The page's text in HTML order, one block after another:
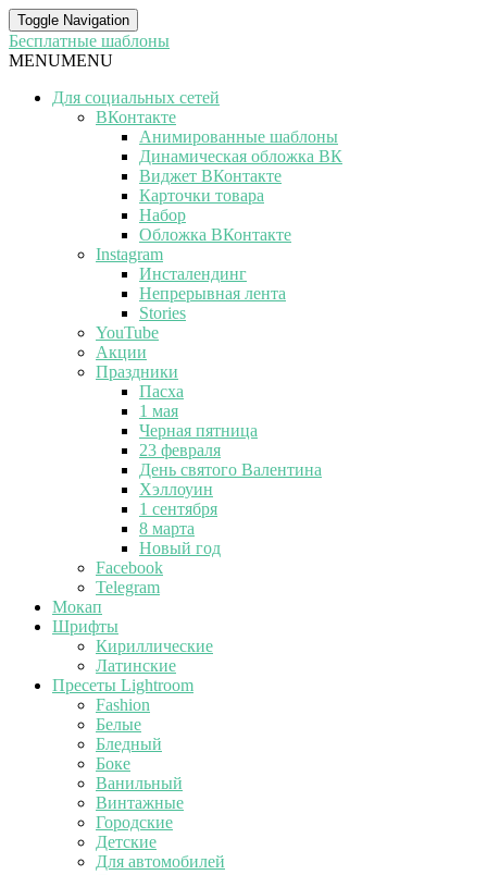
Toggle Navigation
Бесплатные шаблоны
MENUMENU
Для социальных сетей
ВКонтакте
Анимированные шаблоны
Динамическая обложка ВК
Виджет ВКонтакте
Карточки товара
Набор
Обложка ВКонтакте
Instagram
Инсталендинг
Непрерывная лента
Stories
YouTube
Акции
Праздники
Пасха
1 мая
Черная пятница
23 февраля
День святого Валентина
Хэллоуин
1 сентября
8 марта
Новый год
Facebook
Telegram
Мокап
Шрифты
Кириллические
Латинские
Пресеты Lightroom
Fashion
Белые
Бледный
Боке
Ванильный
Винтажные
Городские
Детские
Для автомобилей